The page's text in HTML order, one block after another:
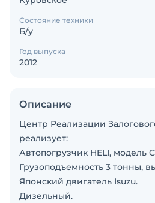
Состояние техники
Б/у
Год выпуска
2012
Описание
Центр Реализации
реализует:
Автопогрузчик HELI, модель
Грузоподъемность 3 тонны,
Японский двигатель Isuzu.
Дизельный.